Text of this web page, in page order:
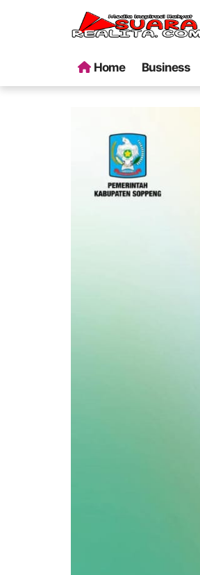
Home Business